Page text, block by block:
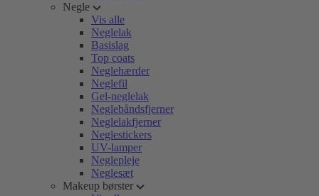
Negle
Vis alle
Neglelak
Basislag
Top coats
Neglehærder
Neglefil
Gel-neglelak
Neglebåndsfjerner
Neglelakfjerner
Neglestickers
UV-lamper
Neglepleje
Neglesæt
Makeup børster